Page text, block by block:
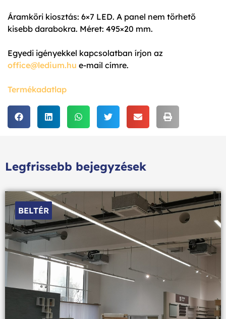
Áramköri kiosztás: 6×7 LED. A panel nem törhető
kisebb darabokra. Méret: 495×20 mm.
Egyedi igényekkel kapcsolatban írjon az
office@ledium.hu e-mail címre.
Termékadatlap
Legfrissebb bejegyzések
BELTÉR